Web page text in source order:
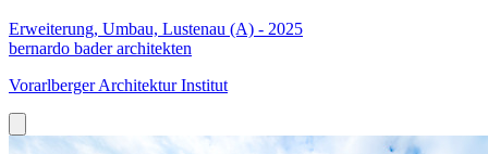
Erweiterung, Umbau, Lustenau (A) - 2025
bernardo bader architekten
Vorarlberger Architektur Institut